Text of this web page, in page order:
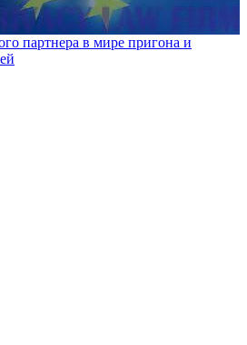
партнера в мире пригона и